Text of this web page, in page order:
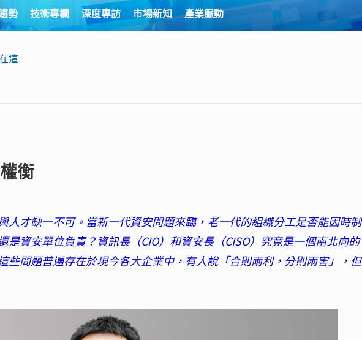
勢 技術專欄 深度專訪 市場新知 產業脈動
這
衡
人才缺一不可。當新一代資安問題來臨，老一代的組織分工是否能因時制
是資安單位負責？資訊長（CIO）和資安長（CISO）究竟是一個南北向的
些問題普遍存在於現今各大企業中，有人說「合則兩利，分則兩害」，但